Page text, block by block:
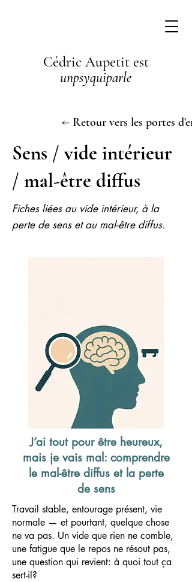
Cédric Aupetit est
unpsyquiparle
← Retour vers les portes
Sens / vide intérieur
/ mal-être diffus
Fiches liées au vide intérieur, à la
perte de sens et au mal-être diffus.
J’ai tout pour être heureux,
mais je vais mal: comprendre
le mal-être diffus et la perte
de sens
Travail stable, entourage présent, vie
normale — et pourtant, quelque chose
ne va pas. Un vide que rien ne comble,
une fatigue que le repos ne résout pas,
une question qui revient: à quoi tout ça
sert-il?